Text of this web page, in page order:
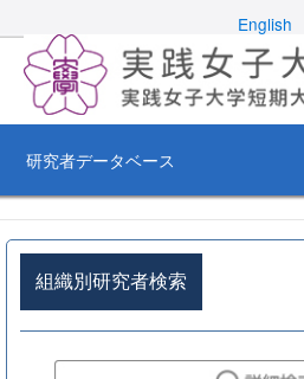
English
研究者データベース
組織別研究者検索